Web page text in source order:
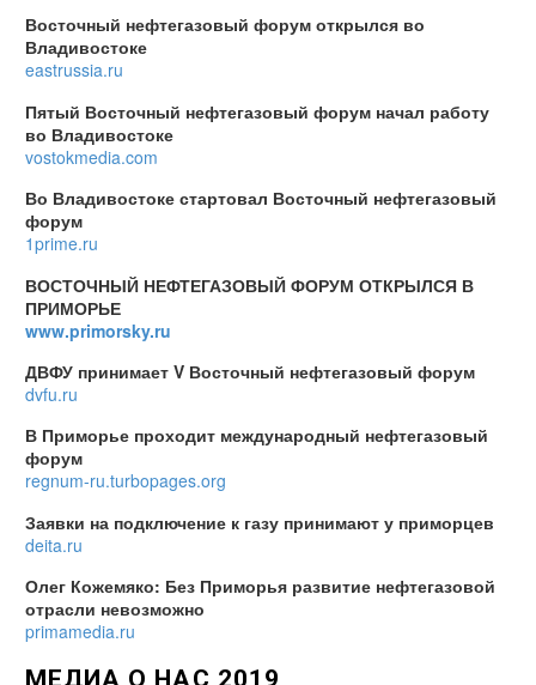
Восточный нефтегазовый форум открылся во
Владивостоке
eastrussia.ru
Пятый Восточный нефтегазовый форум начал работу
во Владивостоке
vostokmedia.com
Во Владивостоке стартовал Восточный нефтегазовый
форум
1prime.ru
ВОСТОЧНЫЙ НЕФТЕГАЗОВЫЙ ФОРУМ ОТКРЫЛСЯ В
ПРИМОРЬЕ
www.primorsky.ru
ДВФУ принимает V Восточный нефтегазовый форум
dvfu.ru
В Приморье проходит международный нефтегазовый
форум
regnum-ru.turbopages.org
Заявки на подключение к газу принимают у приморцев
deita.ru
Олег Кожемяко: Без Приморья развитие нефтегазовой
отрасли невозможно
primamedia.ru
МЕДИА О НАС 2019